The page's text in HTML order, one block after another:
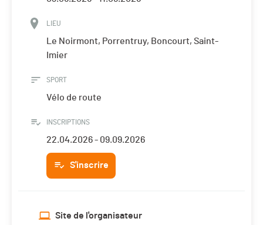
LIEU
Le Noirmont, Porrentruy, Boncourt, Saint-
Imier
SPORT
Vélo de route
INSCRIPTIONS
22.04.2026 - 09.09.2026
S'inscrire
Site de l'organisateur